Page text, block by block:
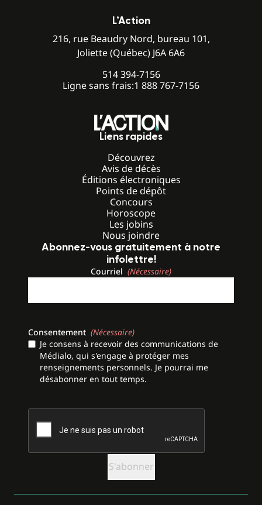
L’Action
216, rue Beaudry Nord, bureau 101,
Joliette (Québec) J6A 6A6
514 394-7156
Ligne sans frais:1 888 767-7156
Liens rapides
Découvrez
Avis de décès
Éditions électroniques
Points de dépôt
Concours
Horoscope
Les jobins
Nous joindre
Abonnez-vous gratuitement à notre
infolettre!
Courriel (Nécessaire)
Consentement (Nécessaire)
Je consens à recevoir des communications de
Médialo, qui s'engage à protéger mes
renseignements personnels. Je pourrai me
désabonner en tout temps.
CAPTCHA